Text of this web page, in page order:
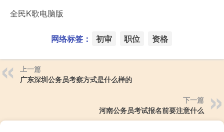
全民K歌电脑版
网络标签： 初审 职位 资格
上一篇
广东深圳公务员考察方式是什么样的
下一篇
河南公务员考试报名前要注意什么